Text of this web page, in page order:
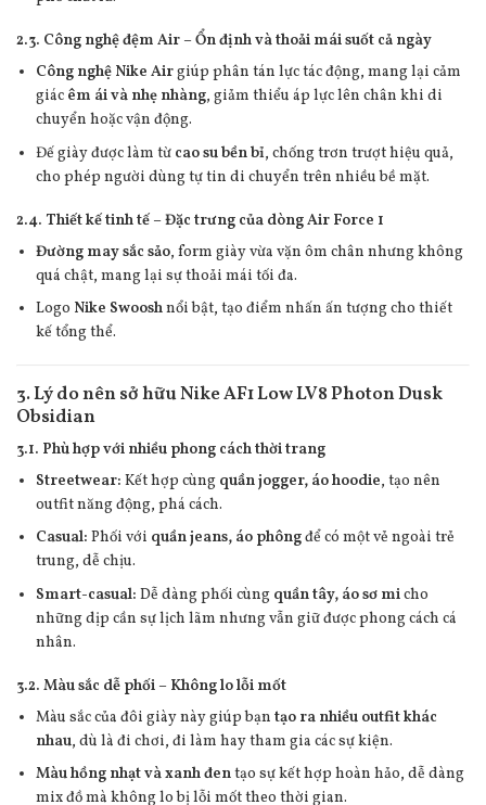
2.3. Công nghệ đệm Air – Ổn định và thoải mái suốt cả ngày
Công nghệ Nike Airgiúp phân tán lực tác động, mang lại cảm
giác êm ái và nhẹ nhàng, giảm thiểu áp lực lên chân khi di
chuyển hoặc vận động.
Đế giày được làm từ cao su bền bỉ, chống trơn trượt hiệu quả,
cho phép người dùng tự tin di chuyển trên nhiều bề mặt.
2.4. Thiết kế tinh tế – Đặc trưng của dòng Air Force 1
Đường may sắc sảo, form giày vừa vặn ôm chân nhưng không
quá chật, mang lại sự thoải mái tối đa.
Logo Nike Swooshnổi bật, tạo điểm nhấn ấn tượng cho thiết
kế tổng thể.
3. Lý do nên sở hữu Nike AF1 Low LV8 Photon Dusk
Obsidian
3.1. Phù hợp với nhiều phong cách thời trang
Streetwear: Kết hợp cùng quần jogger, áo hoodie, tạo nên
outfit năng động, phá cách.
Casual: Phối với quần jeans, áo phôngđể có một vẻ ngoài trẻ
trung, dễ chịu.
Smart-casual: Dễ dàng phối cùng quần tây, áo sơ micho
những dịp cần sự lịch lãm nhưng vẫn giữ được phong cách cá
nhân.
3.2. Màu sắc dễ phối – Không lo lỗi mốt
Màu sắc của đôi giày này giúp bạntạo ra nhiều outfit khác
nhau, dù là đi chơi, đi làm hay tham gia các sự kiện.
Màu hồng nhạt và xanh đentạo sự kết hợp hoàn hảo, dễ dàng
mix đồ mà không lo bị lỗi mốt theo thời gian.